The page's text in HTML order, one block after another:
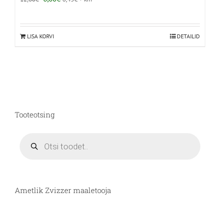
oli:
12,60€.
on:
LISA KORVI DETAILID
Tooteotsing
search
Ametlik Zvizzer maaletooja